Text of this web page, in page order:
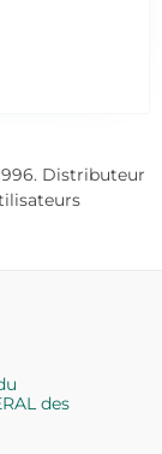
Distributeur
des